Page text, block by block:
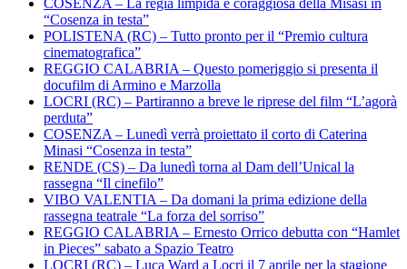
COSENZA – La regia limpida e coraggiosa della Misasi in
“Cosenza in testa”
POLISTENA (RC) – Tutto pronto per il “Premio cultura
cinematografica”
REGGIO CALABRIA – Questo pomeriggio si presenta il
docufilm di Armino e Marzolla
LOCRI (RC) – Partiranno a breve le riprese del film “L’agorà
perduta”
COSENZA – Lunedì verrà proiettato il corto di Caterina
Minasi “Cosenza in testa”
RENDE (CS) – Da lunedì torna al Dam dell’Unical la
rassegna “Il cinefilo”
VIBO VALENTIA – Da domani la prima edizione della
rassegna teatrale “La forza del sorriso”
REGGIO CALABRIA – Ernesto Orrico debutta con “Hamlet
in Pieces” sabato a Spazio Teatro
LOCRI (RC) – Luca Ward a Locri il 7 aprile per la stagione